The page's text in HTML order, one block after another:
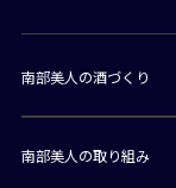
南部美人の酒づくり
南部美人の取り組み